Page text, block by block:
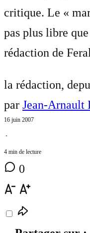
critique. Le «
pas plus libre
rédaction de
la rédaction,
par Jean-Arnault
16 juin 2007
⋅
4 min de lecture
0